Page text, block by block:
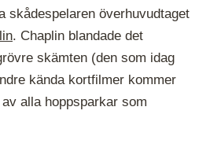
skådespelaren överhuvudtaget
. Chaplin blandade det
skämten (den som idag
kända kortfilmer kommer
alla hoppsparkar som